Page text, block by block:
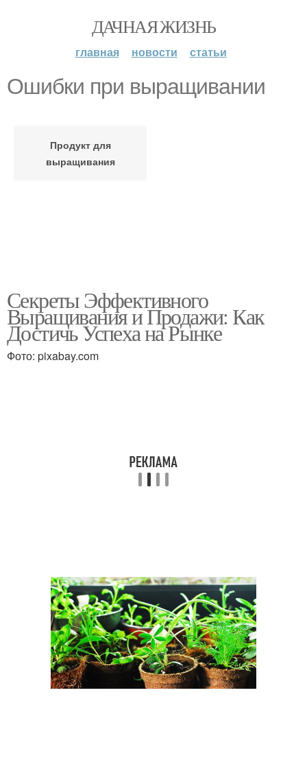
ДАЧНАЯ ЖИЗНЬ
главная новости статьи
Ошибки при выращивании
Продукт для
выращивания
Секреты Эффективного
Выращивания и Продажи: Как
Достичь Успеха на Рынке
Фото: pixabay.com